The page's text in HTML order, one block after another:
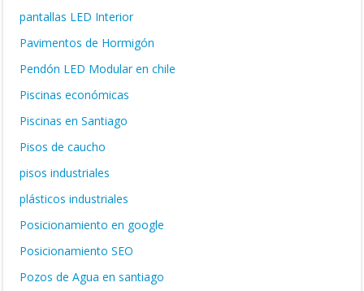
pantallas LED Interior
Pavimentos de Hormigón
Pendón LED Modular en chile
Piscinas económicas
Piscinas en Santiago
Pisos de caucho
pisos industriales
plásticos industriales
Posicionamiento en google
Posicionamiento SEO
Pozos de Agua en santiago